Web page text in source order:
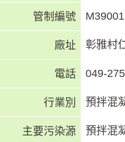
管制編號
廠址 彰雅村
電話 049-
行業別 預拌混
主要污染源 預拌混